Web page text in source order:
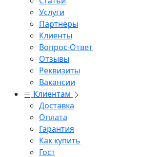
Услуги
Партнёры
Клиенты
Вопрос-Ответ
Отзывы
Реквизиты
Вакансии
Клиентам
Доставка
Оплата
Гарантия
Как купить
Гост